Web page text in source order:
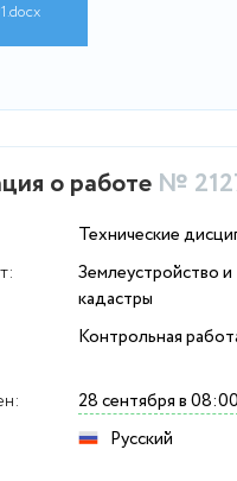
о работе №
Технические
Землеустройство и
кадастры
Контрольная
28 сентября в 08:00
Русский